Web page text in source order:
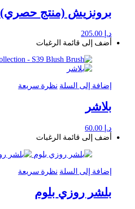
برونزيش (منتج حصري)
د.إ
أضف إلى قائمة الرغبات
إضافة إلى السلة نظرة سريعة
بلاشر
د.إ
أضف إلى قائمة الرغبات
إضافة إلى السلة نظرة سريعة
بلشر روزي بلوم